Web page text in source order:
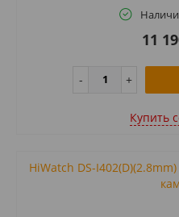
11
Купить
HiWatch DS-